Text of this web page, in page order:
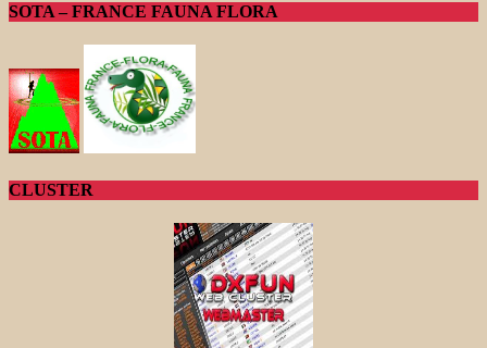
SOTA – FRANCE FAUNA FLORA
CLUSTER